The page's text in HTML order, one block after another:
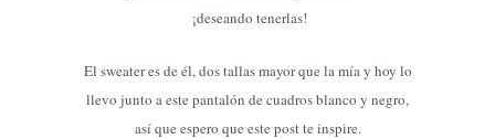
¡deseando tenerlas!
El sweater es de él, dos tallas mayor que la mía y hoy lo
llevo junto a este pantalón de cuadros blanco y negro,
así que espero que este post te inspire.